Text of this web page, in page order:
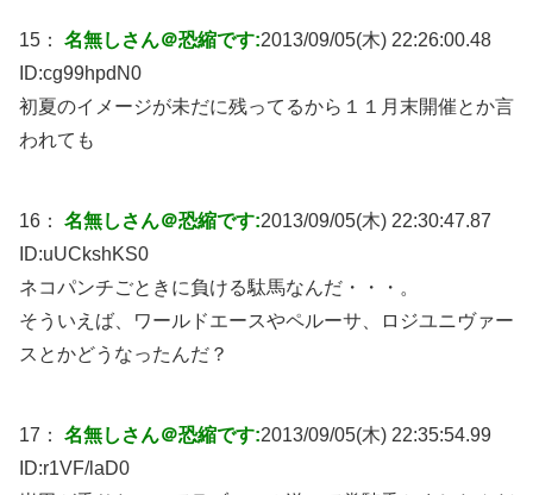
15： 名無しさん＠恐縮です:2013/09/05(木) 22:26:00.48
ID:cg99hpdN0
初夏のイメージが未だに残ってるから１１月末開催とか言
われても
16： 名無しさん＠恐縮です:2013/09/05(木) 22:30:47.87
ID:uUCkshKS0
ネコパンチごときに負ける駄馬なんだ・・・。
そういえば、ワールドエースやペルーサ、ロジユニヴァー
スとかどうなったんだ？
17： 名無しさん＠恐縮です:2013/09/05(木) 22:35:54.99
ID:r1VF/laD0